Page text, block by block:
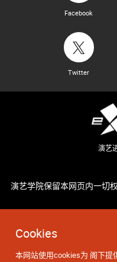
Cookies
本网站使用cookies为 阁下提
Facebook
Twitter
演艺
演艺学院保留本网页内一切